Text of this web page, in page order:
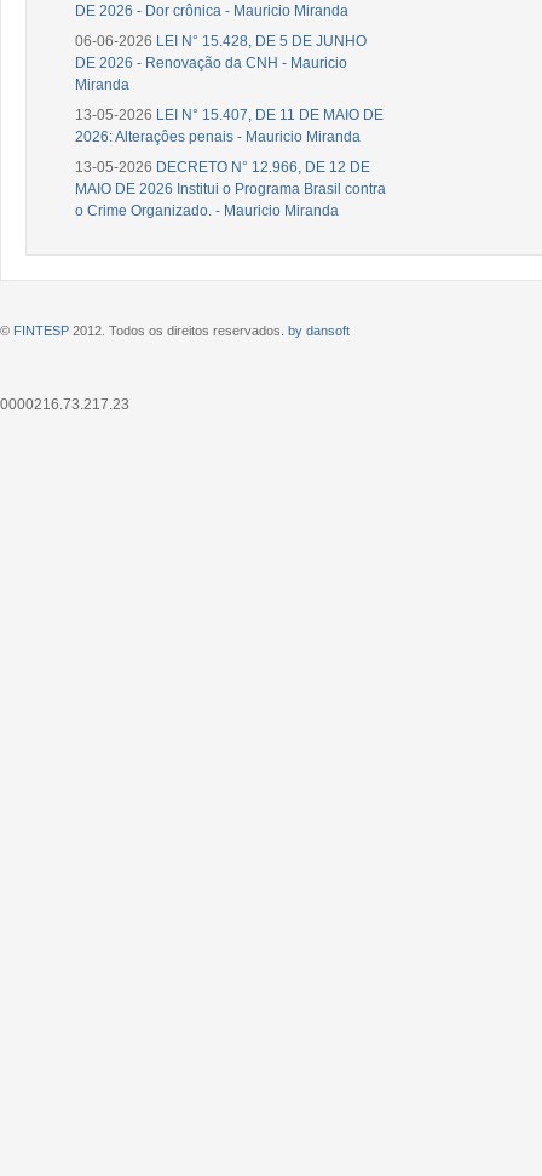
DE 2026 - Dor crônica - Mauricio Miranda
06-06-2026 LEI N° 15.428, DE 5 DE JUNHO
DE 2026 - Renovação da CNH - Mauricio
Miranda
13-05-2026 LEI N° 15.407, DE 11 DE MAIO DE
2026: Alteraçôes penais - Mauricio Miranda
13-05-2026 DECRETO N° 12.966, DE 12 DE
MAIO DE 2026 Institui o Programa Brasil contra
o Crime Organizado. - Mauricio Miranda
© FINTESP 2012. Todos os direitos reservados. by dansoft
0000216.73.217.23